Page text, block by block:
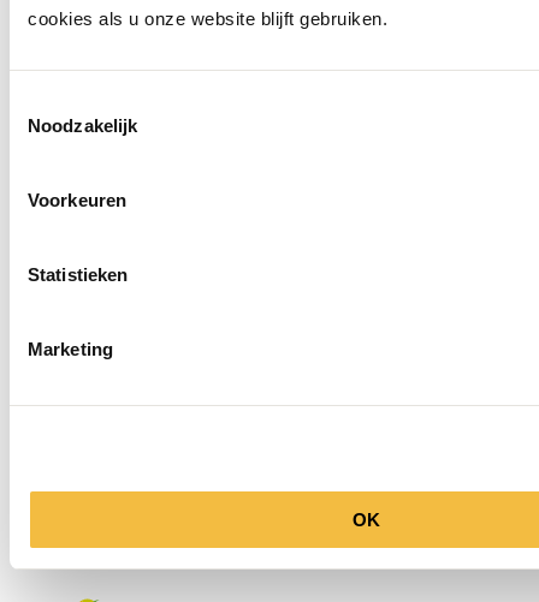
cookies als u onze website blijft gebruiken.
Noodzakelijk
Voorkeuren
Statistieken
Marketing
OK
Molenkade 254271 AE Dussen